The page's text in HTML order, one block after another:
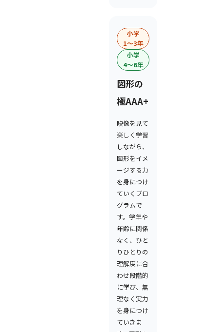
小学
1〜3年
小学
4〜6年
図形の
極AAA+
映像を見て
楽しく学習
しながら、
図形をイメ
ージする力
を身につけ
ていくプロ
グラムで
す。学年や
年齢に関係
なく、ひと
りひとりの
理解度に合
わせ段階的
に学び、無
理なく実力
を身につけ
ていきま